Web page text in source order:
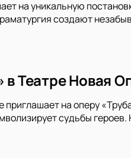
на уникальную
создают
Театре Новая
на оперу
судьбы